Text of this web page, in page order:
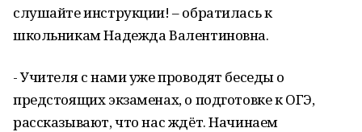
слушайте инструкции! – обратилась к
школьникам Надежда Валентиновна.
- Учителя с нами уже проводят беседы о
предстоящих экзаменах, о подготовке к ОГЭ,
рассказывают, что нас ждёт. Начинаем